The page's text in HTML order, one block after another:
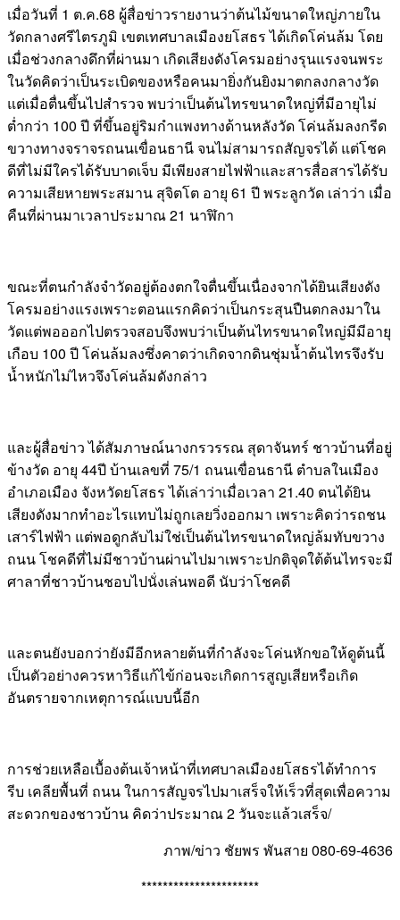
เมื่อวันที่ 1 ต.ค.68 ผู้สื่อข่าวรายงานว่าต้นไม้ขนาดใหญ่ภายใน
วัดกลางศรีไตรภูมิ เขตเทศบาลเมืองยโสธร ได้เกิดโค่นล้ม โดย
เมื่อช่วงกลางดึกที่ผ่านมา เกิดเสียงดังโครมอย่างรุนแรงจนพระ
ในวัดคิดว่าเป็นระเบิดของหรือคนมายิ่งกันยิงมาตกลงกลางวัด
แต่เมื่อตื่นขึ้นไปสำรวจ พบว่าเป็นต้นไทรขนาดใหญ่ที่มีอายุไม่
ต่ำกว่า 100 ปี ที่ขึ้นอยู่ริมกำแพงทางด้านหลังวัด โค่นล้มลงกรีด
ขวางทางจราจรถนนเขื่อนธานี จนไม่สามารถสัญจรได้ แต่โชค
ดีที่ไม่มีใครได้รับบาดเจ็บ มีเพียงสายไฟฟ้าและสารสื่อสารได้รับ
ความเสียหายพระสมาน สุจิตโต อายุ 61 ปี พระลูกวัด เล่าว่า เมื่อ
คืนที่ผ่านมาเวลาประมาณ 21 นาฬิกา
ขณะที่ตนกำลังจำวัดอยู่ต้องตกใจตื่นขึ้นเนื่องจากได้ยินเสียงดัง
โครมอย่างแรงเพราะตอนแรกคิดว่าเป็นกระสุนปืนตกลงมาใน
วัดแต่พอออกไปตรวจสอบจึงพบว่าเป็นต้นไทรขนาดใหญ่มีมีอายุ
เกือบ 100 ปี โค่นล้มลงซึ่งคาดว่าเกิดจากดินชุ่มน้ำต้นไทรจึงรับ
น้ำหนักไม่ไหวจึงโค่นล้มดังกล่าว
และผู้สื่อข่าว ได้สัมภาษณ์นางกรวรรณ สุดาจันทร์ ชาวบ้านที่อยู่
ข้างวัด อายุ 44ปี บ้านเลขที่ 75/1 ถนนเขื่อนธานี ตำบลในเมือง
อำเภอเมือง จังหวัดยโสธร ได้เล่าว่าเมื่อเวลา 21.40 ตนได้ยิน
เสียงดังมากทำอะไรแทบไม่ถูกเลยวิ่งออกมา เพราะคิดว่ารถชน
เสาร์ไฟฟ้า แต่พอดูกลับไม่ใช่เป็นต้นไทรขนาดใหญ่ล้มทับขวาง
ถนน โชคดีที่ไม่มีชาวบ้านผ่านไปมาเพราะปกติจุดใต้ต้นไทรจะมี
ศาลาที่ชาวบ้านชอบไปนั่งเล่นพอดี นับว่าโชคดี
และตนยังบอกว่ายังมีอีกหลายต้นที่กำลังจะโค่นหักขอให้ดูต้นนี้
เป็นตัวอย่างควรหาวิธีแก้ไข้ก่อนจะเกิดการสูญเสียหรือเกิด
อันตรายจากเหตุการณ์แบบนี้อีก
การช่วยเหลือเบื้องต้นเจ้าหน้าที่เทศบาลเมืองยโสธรได้ทำการ
รีบ เคลียพื้นที่ ถนน ในการสัญจรไปมาเสร็จให้เร็วที่สุดเพื่อความ
สะดวกของชาวบ้าน คิดว่าประมาณ 2 วันจะแล้วเสร็จ/
ภาพ/ข่าว ชัยพร พันสาย 080-69-4636
**********************